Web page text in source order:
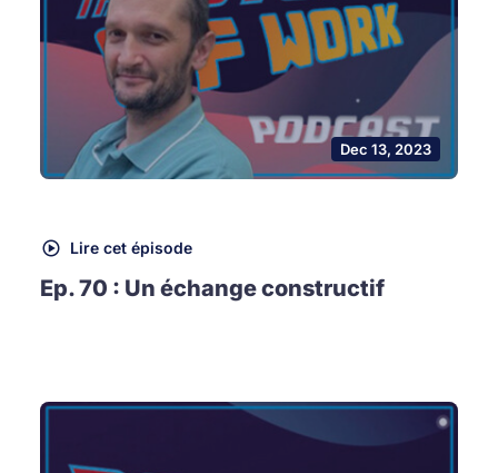
Dec 13, 2023
Lire cet épisode
Ep. 70 : Un échange constructif